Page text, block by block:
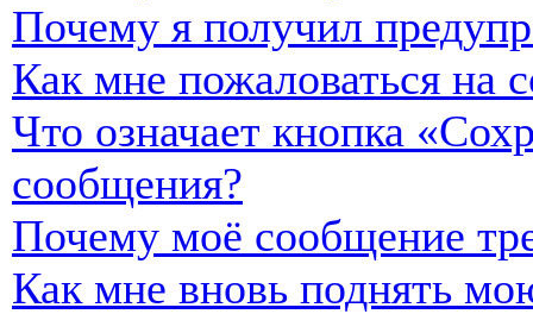
Почему я получил
Как мне пожаловаться на
Что означает кнопка
сообщения?
Почему моё сообщение
Как мне вновь поднять